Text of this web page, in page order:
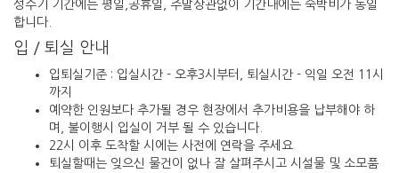
성수기 기간에는 평일,공휴일, 주말상관없이 기간내에는 숙박비가 동일
합니다.
입 / 퇴실 안내
입퇴실기준 : 입실시간 - 오후3시부터, 퇴실시간 - 익일 오전 11시
까지
예약한 인원보다 추가될 경우 현장에서 추가비용을 납부해야 하
며, 불이행시 입실이 거부 될 수 있습니다.
22시 이후 도착할 시에는 사전에 연락을 주세요
퇴실할때는 잊으신 물건이 없나 잘 살펴주시고 시설물 및 소모품